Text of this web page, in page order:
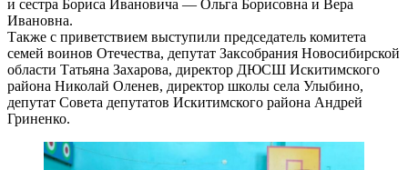
и сестра Бориса Ивановича — Ольга Борисовна и Вера
Ивановна.
Также с приветствием выступили председатель комитета
семей воинов Отечества, депутат Заксобрания Новосибирской
области Татьяна Захарова, директор ДЮСШ Искитимского
района Николай Оленев, директор школы села Улыбино,
депутат Совета депутатов Искитимского района Андрей
Гриненко.